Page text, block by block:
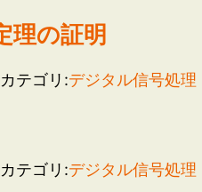
理の証明
カテゴリ:デジタル信号処理
カテゴリ:デジタル信号処理